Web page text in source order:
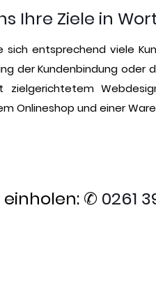
Ihre Ziele in
entsprechend viele
der Kundenbindung
Onlineshop und einer
✆ 0261